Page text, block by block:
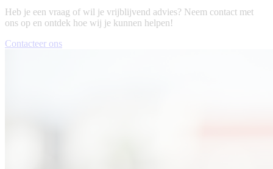
Heb je een vraag of wil je vrijblijvend advies? Neem contact met
ons op en ontdek hoe wij je kunnen helpen!
Contacteer ons